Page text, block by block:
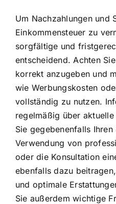
Um Nachzahlungen und
Einkommensteuer zu
sorgfältige und
entscheidend. Achten
korrekt anzugeben und
wie Werbungskosten
vollständig zu nutzen.
regelmäßig über
Sie gegebenenfalls
Verwendung von
oder die Konsultation
ebenfalls dazu
und optimale
Sie außerdem wichtige